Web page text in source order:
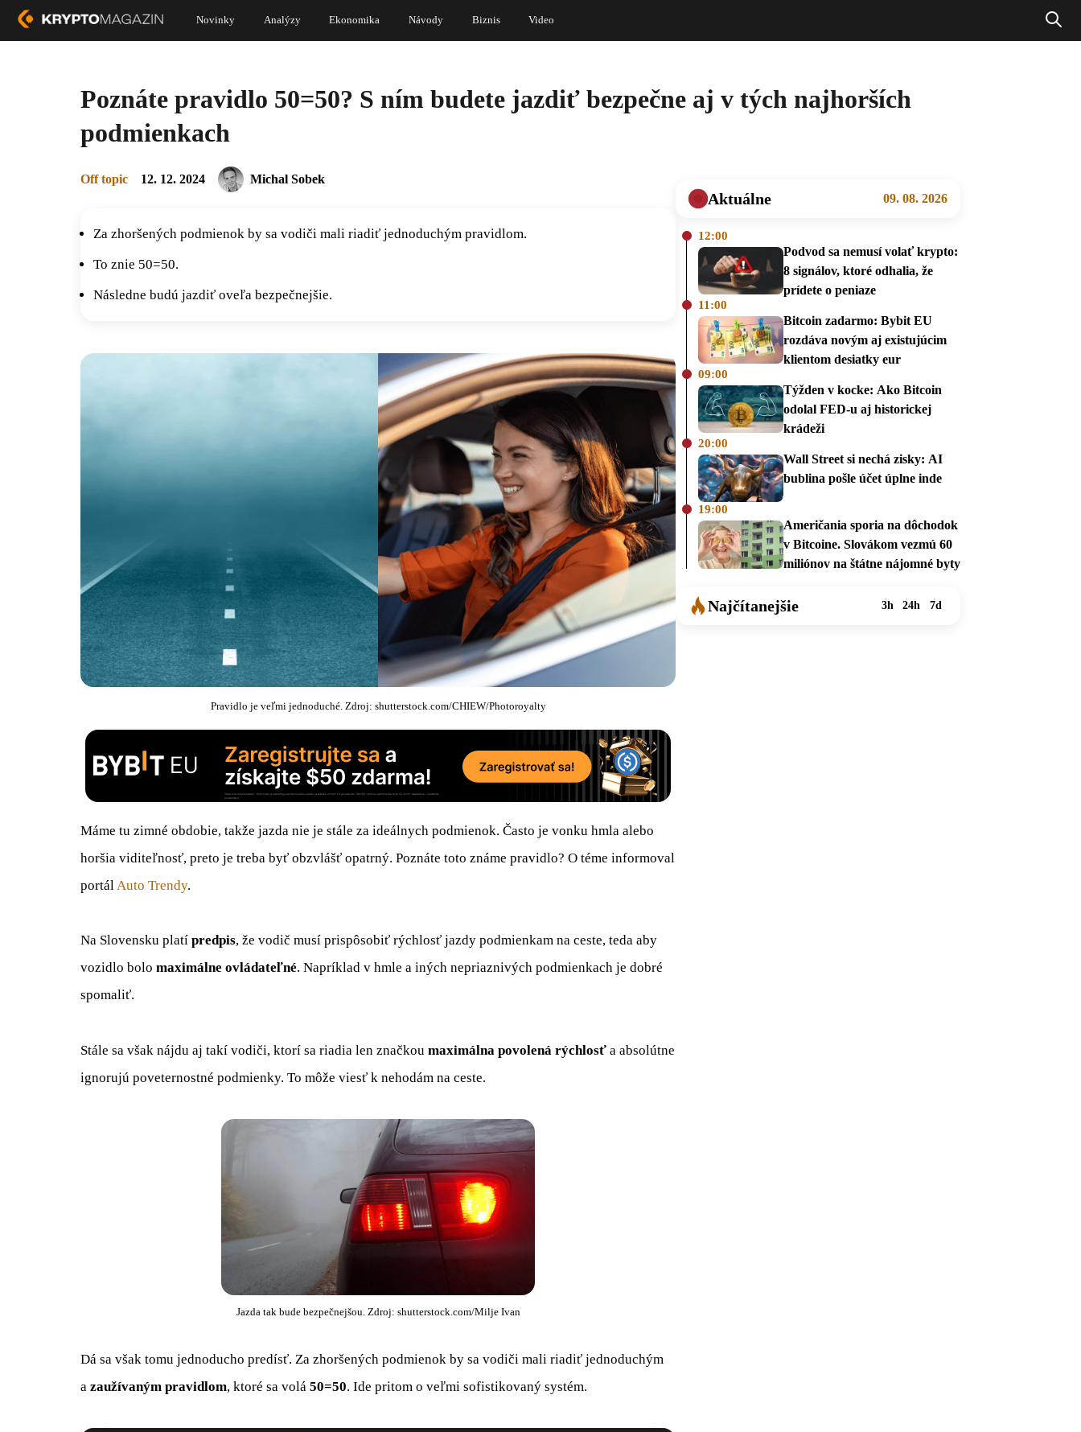
Novinky Analýzy Ekonomika Návody Biznis Video
Poznáte pravidlo 50=50? S ním budete jazdiť bezpečne aj v tých najhorších
podmienkach
Off topic 12. 12. 2024 Michal Sobek
Za zhoršených podmienok by sa vodiči mali riadiť jednoduchým pravidlom.
To znie 50=50.
Následne budú jazdiť oveľa bezpečnejšie.
Pravidlo je veľmi jednoduché. Zdroj: shutterstock.com/CHIEW/Photoroyalty
Máme tu zimné obdobie, takže jazda nie je stále za ideálnych podmienok. Často je vonku hmla alebo
horšia viditeľnosť, preto je treba byť obzvlášť opatrný. Poznáte toto známe pravidlo? O téme informoval
portálAuto Trendy.
Na Slovensku platí predpis, že vodič musí prispôsobiť rýchlosť jazdy podmienkam na ceste, teda aby
vozidlo bolo maximálne ovládateľné. Napríklad v hmle a iných nepriaznivých podmienkach je dobré
spomaliť.
Stále sa však nájdu aj takí vodiči, ktorí sa riadia len značkou maximálna povolená rýchlosť a absolútne
ignorujú poveternostné podmienky. To môže viesť k nehodám na ceste.
Jazda tak bude bezpečnejšou. Zdroj: shutterstock.com/Milje Ivan
Dá sa však tomu jednoducho predísť. Za zhoršených podmienok by sa vodiči mali riadiť jednoduchým
a zaužívaným pravidlom, ktoré sa volá 50=50. Ide pritom o veľmi sofistikovaný systém.
Aktuálne 09. 08. 2026
12:00
Podvod sa nemusí volať krypto:
8 signálov, ktoré odhalia, že
prídete o peniaze
11:00
Bitcoin zadarmo: Bybit EU
rozdáva novým aj existujúcim
klientom desiatky eur
09:00
Týžden v kocke: Ako Bitcoin
odolal FED-u aj historickej
krádeži
20:00
Wall Street si nechá zisky: AI
bublina pošle účet úplne inde
19:00
Američania sporia na dôchodok
v Bitcoine. Slovákom vezmú 60
miliónov na štátne nájomné byty
Najčítanejšie 3h 24h 7d